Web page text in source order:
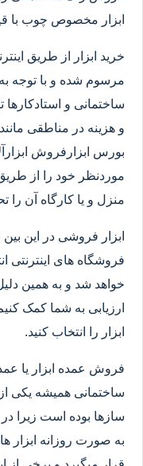
ابزار مخصوص چوب با
خرید ابزار از طریق
مرسوم شده و با توجه
ساختمانی و
و هزینه در مناطقی
بورس ابزارفروش
موردنظر خود را از
منزل و یا کارگاه آن را
ابزار فروشی در این بین
فروشگاه های
خواهد شد و به همین
ارزیابی به شما کمک
ابزار را انتخاب کنید.
فروش عمده ابزار یا
ساختمانی همیشه یکی
سازها بوده است زیرا
به صورت روزانه ابزار